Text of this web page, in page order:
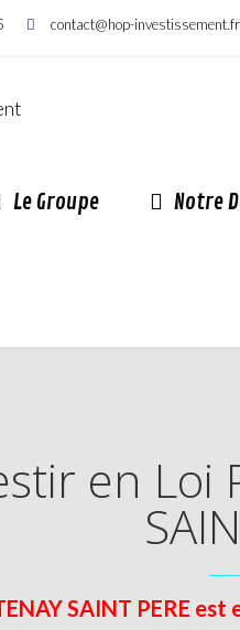
contact@hop-investissement.fr
Le Groupe Notre
en Loi
SAINT PERE